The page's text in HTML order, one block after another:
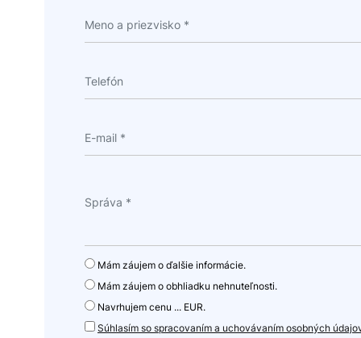
Mám záujem o ďalšie informácie.
Mám záujem o obhliadku nehnuteľnosti.
Navrhujem cenu ... EUR.
Súhlasím so spracovaním a uchovávaním osobných